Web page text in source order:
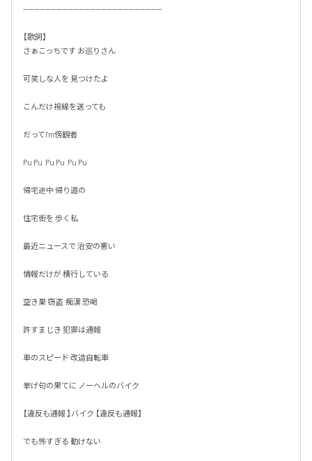
--------------------------------------------------
【歌詞】
さぁこっちです お巡りさん
可笑しな人を 見つけたよ
こんだけ視線を送っても
だってI'm傍観者
Pu Pu  Pu Pu  Pu Pu
帰宅途中 帰り道の
住宅街を 歩く私
最近ニュースで 治安の悪い
情報だけが 横行している
空き巣 窃盗  痴漢 恐喝
許すまじき 犯罪は通報
車のスピード 改造自転車
挙げ句の果てに ノーヘルのバイク
【違反も通報 】バイク 【違反も通報】
でも怖すぎる 動けない